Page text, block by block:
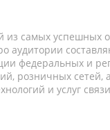
из самых успешных
аудитории
федеральных и
розничных сетей,
и услуг